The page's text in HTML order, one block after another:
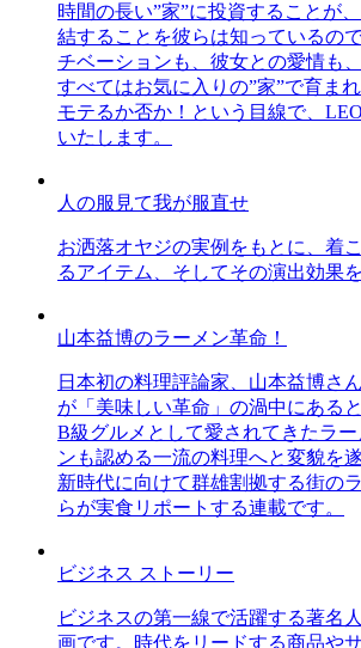
時間の長い”家”に投資することが
結することを彼らは知っているの
チベーションも、彼女との愛情も
すべてはお気に入りの”家”で育ま
モテるか否か！という目線で、
いたします。
人の服見て我が服直せ
お洒落オヤジの実例をもとに、着
るアイテム、そしてその演出効果
山本益博のラーメン革命！
日本初の料理評論家、山本益博さ
が「美味しい革命」の渦中にある
B級グルメとして愛されてきたラ
ンも認める一流の料理へと変貌を
新時代に向けて群雄割拠する街の
らが実食リポートする連載です。
ビジネス ストーリー
ビジネスの第一線で活躍する著名
画です。時代をリードする商品や